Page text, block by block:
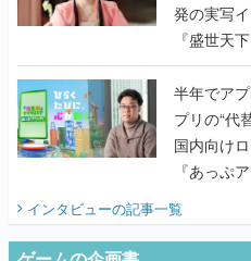
発の実写
『盛世天
うこだわ
半年でアプリ
プリの“代
国内向け
『あっぷ
てみた
インタビューの記事一覧